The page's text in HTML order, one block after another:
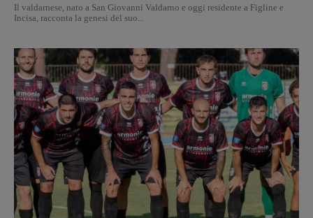
Il valdarnese, nato a San Giovanni Valdarno e oggi residente a Figline e
Incisa, racconta la genesi del suo...